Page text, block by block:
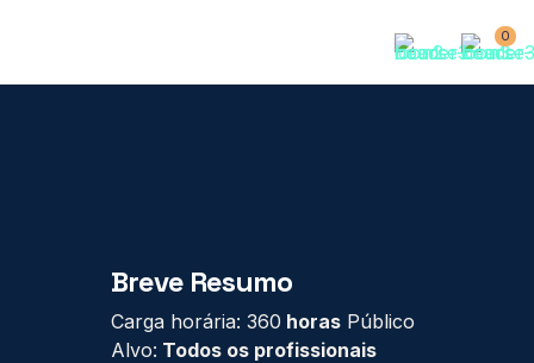
0
Breve Resumo
Carga horária: 360 horas Público
Alvo: Todos os profissionais